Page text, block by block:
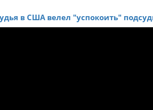
в США велел "успокоить"